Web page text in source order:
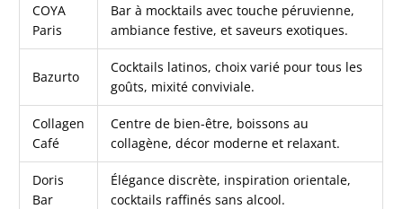
COYA
Paris
Bar à mocktails avec touche péruvienne,
ambiance festive, et saveurs exotiques.
Bazurto
Cocktails latinos, choix varié pour tous les
goûts, mixité conviviale.
Collagen
Café
Centre de bien-être, boissons au
collagène, décor moderne et relaxant.
Doris
Bar
Élégance discrète, inspiration orientale,
cocktails raffinés sans alcool.